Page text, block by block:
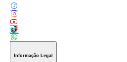
Informação Legal